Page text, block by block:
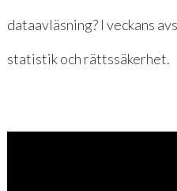
dataavläsning? I veckans
statistik och rättssäkerhet.